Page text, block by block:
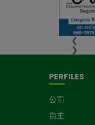
❮
❯
PERFILES
公司
自主